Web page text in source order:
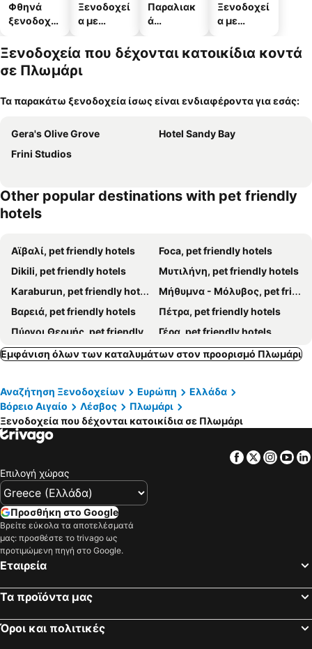
Φθηνά
ξενοδοχεί
Ξενοδοχεί
α με
Παραλιακ
ά
α
Ξενοδοχεί
α με
Ξενοδοχεία που δέχονται κατοικίδια κοντά
σε Πλωμάρι
Τα παρακάτω ξενοδοχεία ίσως είναι ενδιαφέροντα για εσάς:
Gera's Olive Grove
Hotel Sandy Bay
Frini Studios
Other popular destinations with pet friendly
hotels
Αϊβαλί, pet friendly hotels
Foca, pet friendly hotels
Dikili, pet friendly hotels
Μυτιλήνη, pet friendly hotels
Karaburun, pet friendly hotels
Μήθυμνα - Μόλυβος, pet friendly hotels
Βαρειά, pet friendly hotels
Πέτρα, pet friendly hotels
Πύργοι Θερμής, pet friendly hotels
Γέρα, pet friendly hotels
Εφταλού, pet friendly hotels
Σκάλα Καλλονής, pet friendly hotels
Βατερά, pet friendly hotels
΄Αναξος, pet friendly hotels
Μυστεγνά, pet friendly hotels Βαφειός, pet friendly hotels
Πολιχνίτος, pet friendly hotels
Εμφάνιση όλων των καταλυμάτων στον προορισμό Πλωμάρι
Αναζήτηση Ξενοδοχείων Ευρώπη
Ελλάδα
Βόρειο Αιγαίο
Λέσβος
Πλωμάρι
Ξενοδοχεία που δέχονται κατοικίδια σε Πλωμάρι
Facebook
Twitter
Επιλογή χώρας
Προσθήκη στο Google
Βρείτε εύκολα τα αποτελέσματά
μας: προσθέστε το trivago ως
προτιμώμενη πηγή στο Google.
Εταιρεία
Τα προϊόντα μας
Όροι και πολιτικές